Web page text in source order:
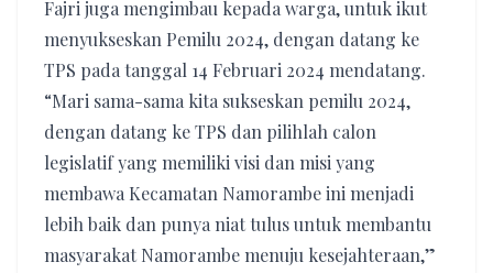
Fajri juga mengimbau kepada warga, untuk ikut
menyukseskan Pemilu 2024, dengan datang ke
TPS pada tanggal 14 Februari 2024 mendatang.
“Mari sama-sama kita sukseskan pemilu 2024,
dengan datang ke TPS dan pilihlah calon
legislatif yang memiliki visi dan misi yang
membawa Kecamatan Namorambe ini menjadi
lebih baik dan punya niat tulus untuk membantu
masyarakat Namorambe menuju kesejahteraan,”